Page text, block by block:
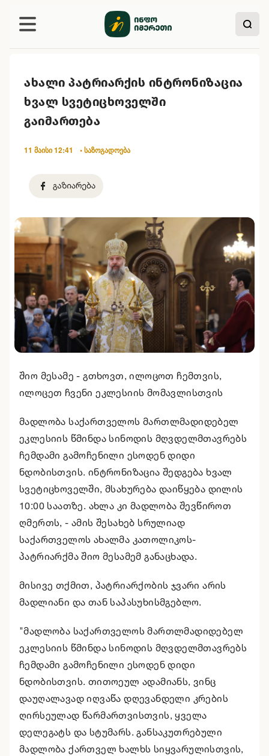
ახალი პატრიარქის ინტრონიზაცია
ხვალ სვეტიცხოველში
გაიმართება
11 მაისი 12:41 • საზოგადოება
შიო მესამე - გთხოვთ, ილოცოთ ჩემთვის,
ილოცეთ ჩვენი ეკლესიის მომავლისთვის
მადლობა საქართველოს მართლმადიდებელ
ეკლესიის წმინდა სინოდის მღვდელმთავრებს
ჩემდამი გამოჩენილი ესოდენ დიდი
ნდობისთვის. ინტრონიზაცია შედგება ხვალ
სვეტიცხოველში, მსახურება დაიწყება დილის
10:00 საათზე. ახლა კი მადლობა შევწიროთ
ღმერთს, - ამის შესახებ სრულიად
საქართველოს ახალმა კათოლიკოს-
პატრიარქმა შიო მესამემ განაცხადა.
მისივე თქმით, პატრიარქობის ჯვარი არის
მადლიანი და თან საპასუხისმგებლო.
"მადლობა საქართველოს მართლმადიდებელ
ეკლესიის წმინდა სინოდის მღვდელმთავრებს
ჩემდამი გამოჩენილი ესოდენ დიდი
ნდობისთვის. თითოეულ ადამიანს, ვინც
დაუღალავად იღვაწა დღევანდელი კრების
ღირსეულად წარმართვისთვის, ყველა
დელეგატს და სტუმარს. განსაკუთრებული
მადლობა ქართველ ხალხს სიყვარულისთვის,